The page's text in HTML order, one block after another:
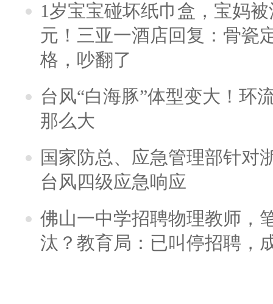
1岁宝宝碰坏纸巾盒，宝妈
元！三亚一酒店回复：骨瓷
格，吵翻了
台风“白海豚”体型变大！环
那么大
国家防总、应急管理部针对
台风四级应急响应
佛山一中学招聘物理教师，
汰？教育局：已叫停招聘，